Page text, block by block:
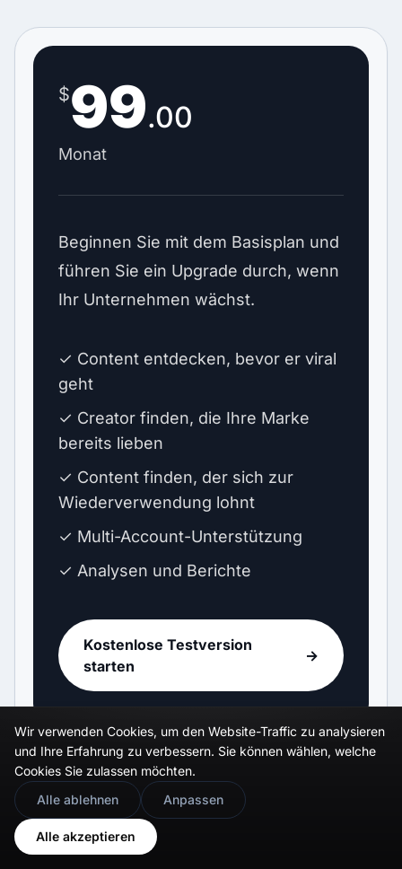
$99.00
Monat
Beginnen Sie mit dem Basisplan und
führen Sie ein Upgrade durch, wenn
Ihr Unternehmen wächst.
✓ Content entdecken, bevor er viral
geht
✓ Creator finden, die Ihre Marke
bereits lieben
✓ Content finden, der sich zur
Wiederverwendung lohnt
✓ Multi-Account-Unterstützung
✓ Analysen und Berichte
Kostenlose Testversion
starten
→
Offizielle API-Integrationen
Wir verwenden Cookies, um den Website-Traffic zu analysieren
und Ihre Erfahrung zu verbessern. Sie können wählen, welche
Cookies Sie zulassen möchten.
Alle ablehnen
Anpassen
Alle akzeptieren
🇬🇧 Would you prefer this site in English?
View in English